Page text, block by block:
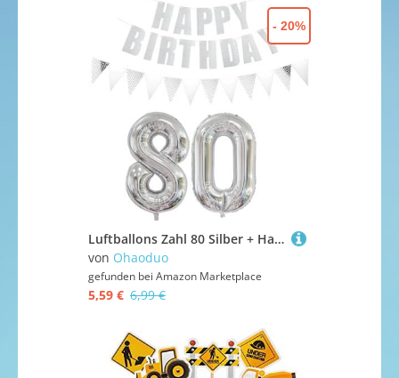
Luftballons Zahl 80 Silber + Happy Birthday Girlande + banner Folienballon 80.Geburtstags deko frau mann ballons 80 Jahre Geburtstag deko frauen Zahlenballon 80 Geburtstag dekoration Männer frau(80)
von Ohaoduo
gefunden bei Amazon Marketplace
5,59 € 6,99 €
- 20%